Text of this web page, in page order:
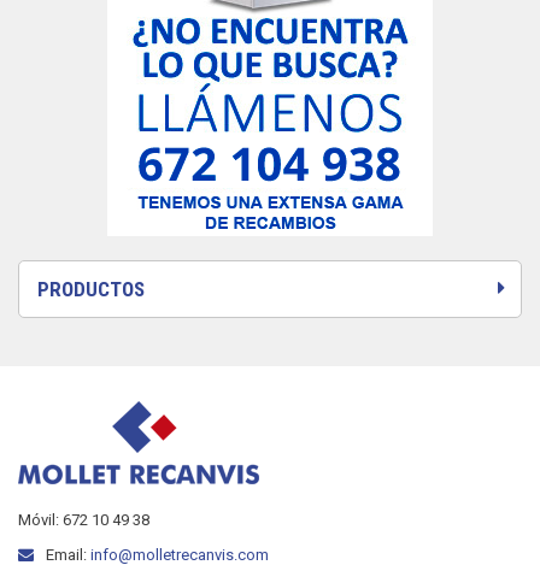
PRODUCTOS
Móvil: 672 10 49 38
Email: info@molletrecanvis.com